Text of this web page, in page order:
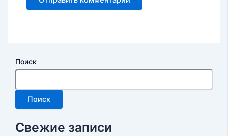
Поиск
Поиск
Свежие записи